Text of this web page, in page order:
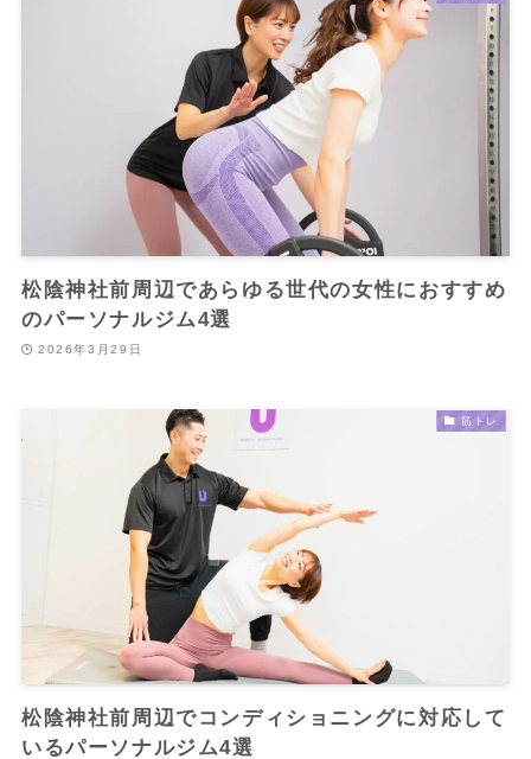
松陰神社前周辺であらゆる世代の女性におすすめ
のパーソナルジム4選
2026年3月29日
筋トレ
松陰神社前周辺でコンディショニングに対応して
いるパーソナルジム4選